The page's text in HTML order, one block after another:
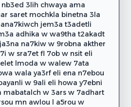
3lih chwaya ama
saret mochkla binetna 3la
jem3a t3adetli
adhika w wa9tha t2akadt
na7kiw w 9robna akther
w sra7et fl 7ob w nsit eli
lmoda w walew 7ata
wala ya3rf eli ena n7ebou
w 9ali eli howa y7ebni
mabatalch w 3ars w 7adhart
mn awlou l a5rou w